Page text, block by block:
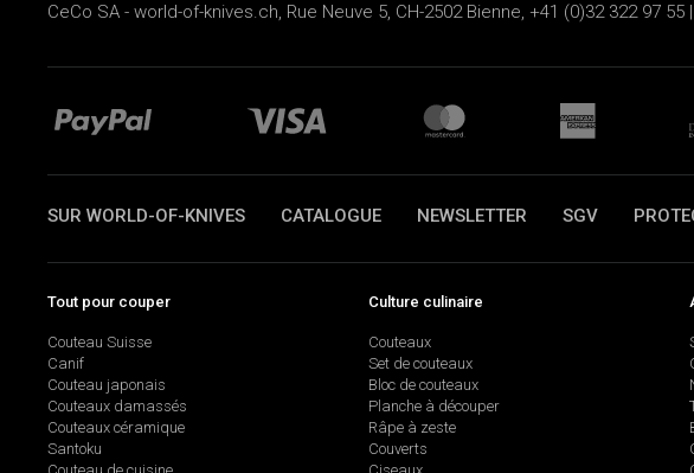
CeCo SA - world-of-knives.ch, Rue Neuve 5, CH-2502 Bienne, +41 (0)32 322 97 55 |
SUR WORLD-OF-KNIVES CATALOGUE NEWSLETTER SGV
Tout pour couper
Couteau Suisse
Canif
Couteau japonais
Couteaux damassés
Couteaux céramique
Santoku
Culture culinaire
Couteaux
Set de couteaux
Bloc de couteaux
Planche à découper
Râpe à zeste
Couverts